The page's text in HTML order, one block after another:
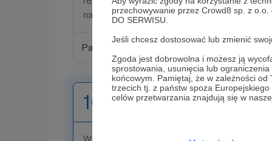
przechowywanie przez Crowd8 sp. z
DO SERWISU.
Jeśli chcesz dostosować lub zmienić
Zgoda jest dobrowolna i możesz ją
sprostowania, usunięcia lub
końcowym. Pamiętaj, że w zależności
trzecich tj. z państw spoza
celów przetwarzania znajdują się w
na 2 tygodnie łączymy się i rozmawiamy !
Patroni: 0
100 zł